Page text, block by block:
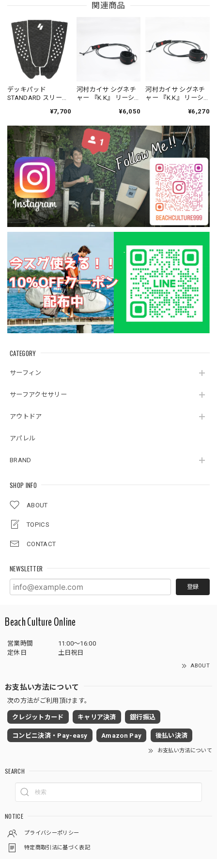
CATEGORY
サーフィン
サーフアクセサリー
アウトドア
アパレル
BRAND
SHOP INFO
ABOUT
TOPICS
CONTACT
NEWSLETTER
登録
関連商品
デッキパッド
STANDARD スリーピ
¥7,700
河村カイサ シグネチ
ャー 『K.K』 リーシ
ションモデル 6'0FT -
¥6,050
河村カイサ シグネチ
ャー 『K.K』 リーシ
¥6,270
Beach Culture Online
営業時間
11:00～16:00
定休日
土日祝日
ABOUT
お支払い方法について
次の方法がご利用頂けます。
クレジットカード キャリア決済 銀行振込
コンビニ決済・Pay-easy Amazon Pay 後払い決済
お支払い方法について
SEARCH
NOTICE
プライバシーポリシー
特定商取引法に基づく表記